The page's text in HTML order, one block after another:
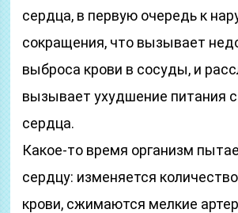
сердца, в первую очередь к
сокращения, что вызывает
выброса крови в сосуды, и
вызывает ухудшение питания
сердца.
Какое-то время организм
сердцу: изменяется
крови, сжимаются мелкие